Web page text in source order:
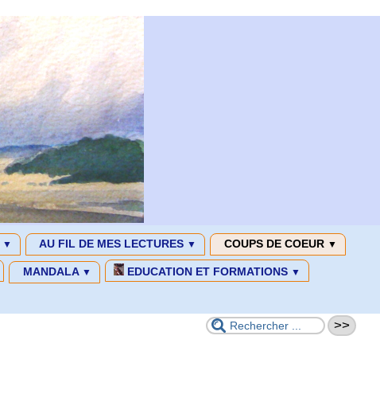
▼ AU FIL DE MES LECTURES ▼ COUPS DE COEUR ▼
MANDALA ▼ EDUCATION ET FORMATIONS ▼